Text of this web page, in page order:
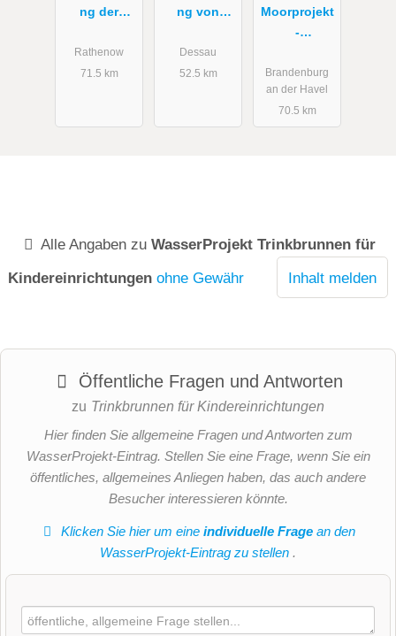
ng der
Havel
Rathenow
71.5 km
ng von
ern
Dessau
52.5 km
Moorprojekt
-
(Schleswig-
Holstein)
Brandenburg
an der Havel
70.5 km
Alle Angaben zu WasserProjekt Trinkbrunnen für
Kindereinrichtungen ohne Gewähr Inhalt melden
Öffentliche Fragen und Antworten
zu Trinkbrunnen für Kindereinrichtungen
Hier finden Sie allgemeine Fragen und Antworten zum
WasserProjekt-Eintrag. Stellen Sie eine Frage, wenn Sie ein
öffentliches, allgemeines Anliegen haben, das auch andere
Besucher interessieren könnte.
Klicken Sie hier um eineindividuelle Frage an den
WasserProjekt-Eintrag zu stellen .